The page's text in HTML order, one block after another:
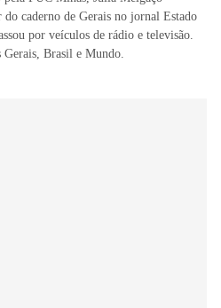
caderno de Gerais no jornal Estado
por veículos de rádio e televisão.
Brasil e Mundo.